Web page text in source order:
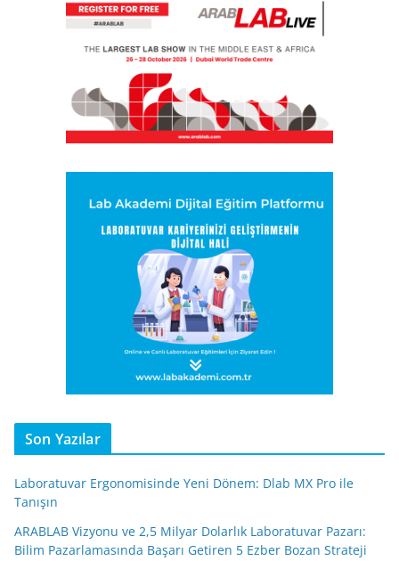
Son Yazılar
Laboratuvar Ergonomisinde Yeni Dönem: Dlab MX Pro ile
Tanışın
ARABLAB Vizyonu ve 2,5 Milyar Dolarlık Laboratuvar Pazarı:
Bilim Pazarlamasında Başarı Getiren 5 Ezber Bozan Strateji